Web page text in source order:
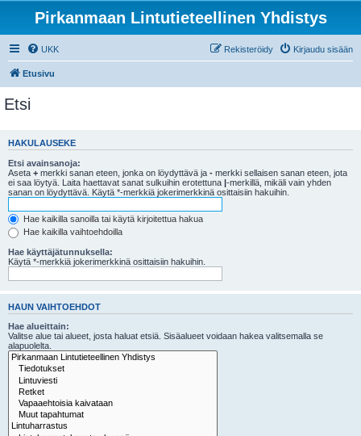
Pirkanmaan Lintutieteellinen Yhdistys
UKK Kirjaudu sisään
Rekisteröidy
Etusivu
Etsi
HAKULAUSEKE
Etsi avainsanoja:
Aseta + merkki sanan eteen, jonka on löydyttävä ja - merkki sellaisen sanan eteen, jota
ei saa löytyä. Laita haettavat sanat sulkuihin erotettuna |-merkillä, mikäli vain yhden
sanan on löydyttävä. Käytä *-merkkiä jokerimerkkinä osittaisiin hakuihin.
Hae kaikilla sanoilla tai käytä kirjoitettua hakua
Hae kaikilla vaihtoehdoilla
Hae käyttäjätunnuksella:
Käytä *-merkkiä jokerimerkkinä osittaisiin hakuihin.
HAUN VAIHTOEHDOT
Hae alueittain:
Valitse alue tai alueet, josta haluat etsiä. Sisäalueet voidaan hakea valitsemalla se
alapuolelta.